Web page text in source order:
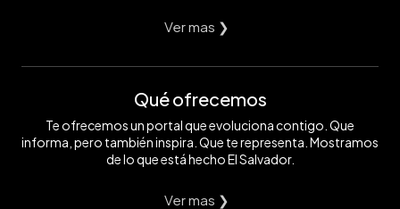
Ver mas ❯
Qué ofrecemos
Te ofrecemos un portal que evoluciona contigo. Que
informa, pero también inspira. Que te representa. Mostramos
de lo que está hecho El Salvador.
Ver mas ❯